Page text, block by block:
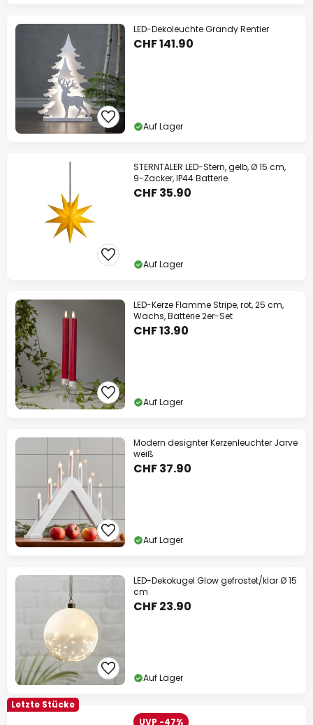
LED-Dekoleuchte Grandy Rentier
CHF 141.90
Auf Lager
STERNTALER LED-Stern, gelb, Ø 15 cm,
9-Zacker, IP44 Batterie
CHF 35.90
Auf Lager
LED-Kerze Flamme Stripe, rot, 25 cm,
Wachs, Batterie 2er-Set
CHF 13.90
Auf Lager
Modern designter Kerzenleuchter Jarve
weiß
CHF 37.90
Auf Lager
LED-Dekokugel Glow gefrostet/klar Ø 15
cm
CHF 23.90
Auf Lager
Letzte Stücke
UVP -47%